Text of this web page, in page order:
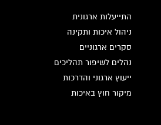
התייעלות ארגונית
ניהול איכות ותקינה
סקרים ארגוניים
נהלים לשיפור תהליכים
ייעוץ ארגוני והדרכות
מיקור חוץ באיכות